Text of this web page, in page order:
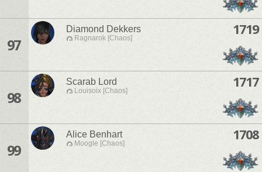
97
Diamond Dekkers
Ragnarok [Chaos]
1719
98
Scarab Lord
Louisoix [Chaos]
1717
99
Alice Benhart
Moogle [Chaos]
1708